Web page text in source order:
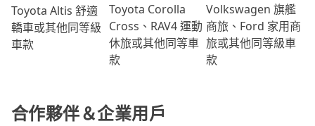
Toyota Altis 舒適
轎車或其他同等級
車款
Toyota Corolla
Cross、RAV4 運動
休旅或其他同等車
款
Volkswagen 旗艦
商旅、Ford 家用商
旅或其他同等級車
款
合作夥伴＆企業用戶